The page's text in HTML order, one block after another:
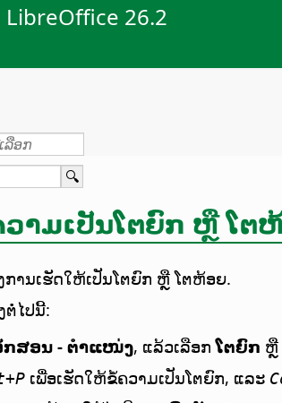
26.2
າມເປັນໂຕຍົກ ຫຼື ໂຕ
ການເຮັດໃຫ້ເປັນໂຕຍົກ ຫຼື ໂຕຫ້ອຍ.
ໄປນີ້:
ກສອນ - ຕຳແໜ່ງ, ແລ້ວເລືອກໂຕຍົກ ຫຼື
ເພື່ອເຮັດໃຫ້ຂໍ້ຄວາມເປັນໂຕຍົກ, ແລະ